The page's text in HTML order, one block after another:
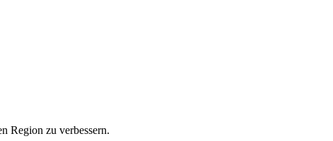
Region zu verbessern.